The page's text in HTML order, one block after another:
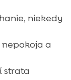
niekedy
a
strata